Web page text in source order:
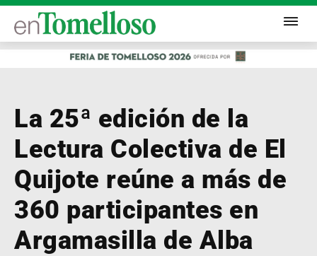
La 25ª edición de la
Lectura Colectiva de El
Quijote reúne a más de
360 participantes en
Argamasilla de Alba